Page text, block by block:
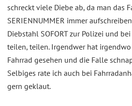
schreckt viele Diebe ab, da man das
SERIENNUMMER immer
Diebstahl SOFORT zur Polizei und
teilen, teilen. Irgendwer hat
Fahrrad gesehen und die Falle
Selbiges rate ich auch bei
gern geklaut.